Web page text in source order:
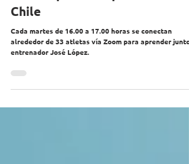
entrenador de baloncesto
en Olimpiadas Especiales
Chile
alrededor de 33 atletas vía Zoom para aprender junto